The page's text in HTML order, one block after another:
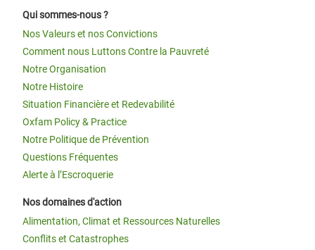
Qui sommes-nous ?
Nos Valeurs et nos Convictions
Comment nous Luttons Contre la Pauvreté
Notre Organisation
Notre Histoire
Situation Financière et Redevabilité
Oxfam Policy & Practice
Notre Politique de Prévention
Questions Fréquentes
Alerte à l’Escroquerie
Nos domaines d'action
Alimentation, Climat et Ressources Naturelles
Conflits et Catastrophes